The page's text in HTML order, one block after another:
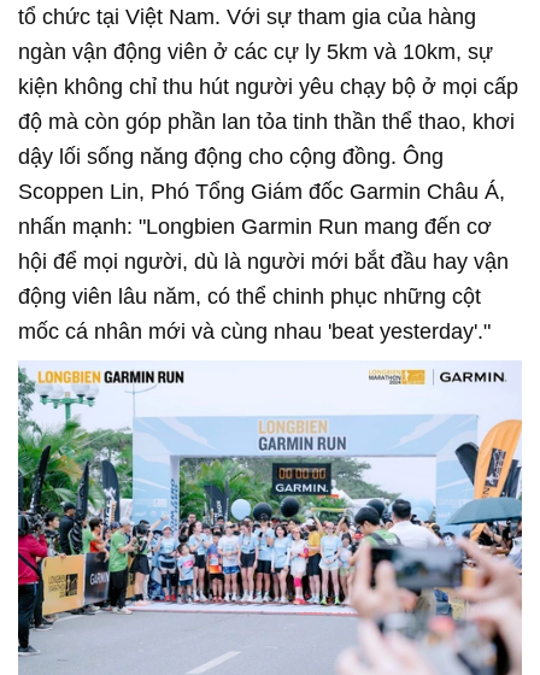
tổ chức tại Việt Nam. Với sự tham gia của hàng
ngàn vận động viên ở các cự ly 5km và 10km, sự
kiện không chỉ thu hút người yêu chạy bộ ở mọi cấp
độ mà còn góp phần lan tỏa tinh thần thể thao, khơi
dậy lối sống năng động cho cộng đồng. Ông
Scoppen Lin, Phó Tổng Giám đốc Garmin Châu Á,
nhấn mạnh: "Longbien Garmin Run mang đến cơ
hội để mọi người, dù là người mới bắt đầu hay vận
động viên lâu năm, có thể chinh phục những cột
mốc cá nhân mới và cùng nhau 'beat yesterday'."